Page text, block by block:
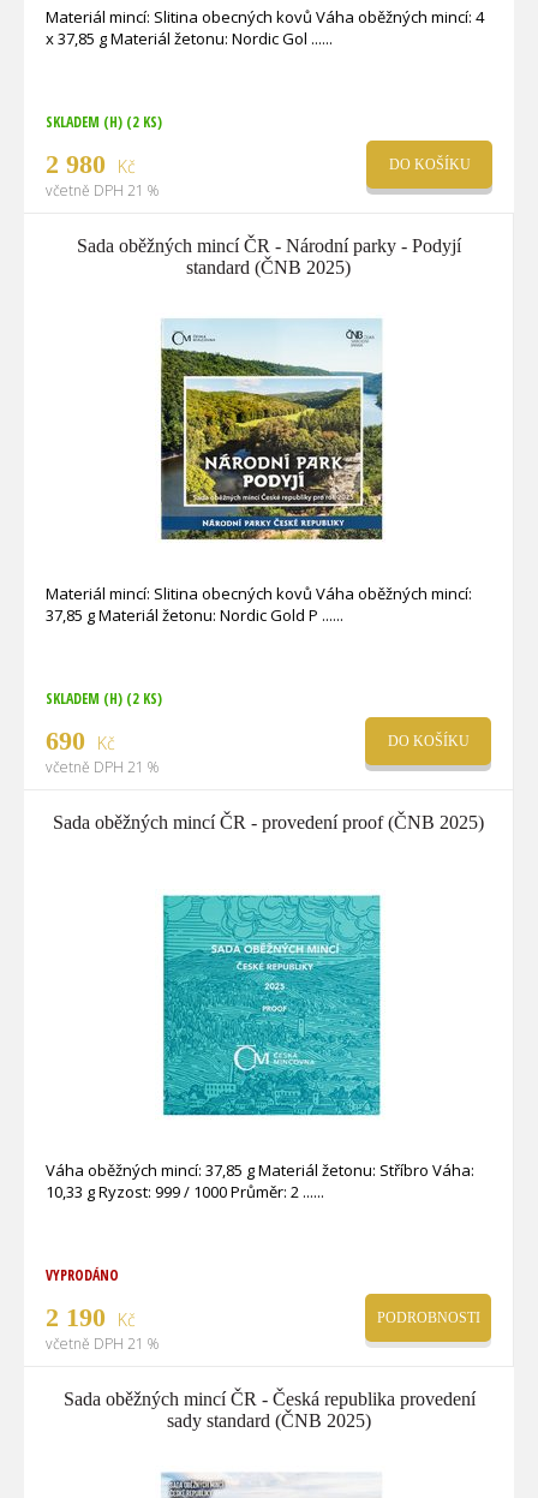
Materiál mincí: Slitina obecných kovů Váha oběžných mincí: 4
x 37,85 g Materiál žetonu: Nordic Gol ...
SKLADEM (H) (2 KS)
2 980 Kč
včetně DPH 21 %
DO KOŠÍKU
Sada oběžných mincí ČR - Národní parky - Podyjí
standard (ČNB 2025)
Materiál mincí: Slitina obecných kovů Váha oběžných mincí:
37,85 g Materiál žetonu: Nordic Gold P ...
SKLADEM (H) (2 KS)
690 Kč
včetně DPH 21 %
DO KOŠÍKU
Sada oběžných mincí ČR - provedení proof (ČNB 2025)
Váha oběžných mincí: 37,85 g Materiál žetonu: Stříbro Váha:
10,33 g Ryzost: 999 / 1000 Průměr: 2 ...
VYPRODÁNO
2 190 Kč
včetně DPH 21 %
PODROBNOSTI
Sada oběžných mincí ČR - Česká republika provedení
sady standard (ČNB 2025)